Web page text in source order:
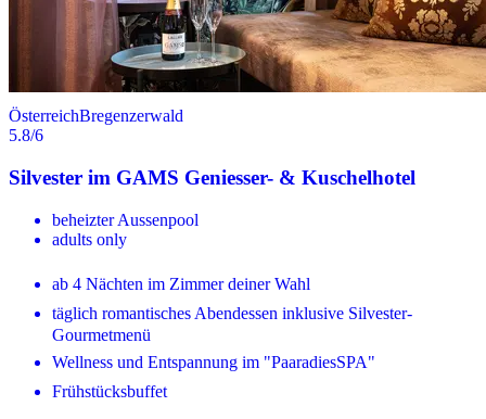
ÖsterreichBregenzerwald
5.8/6
Silvester im GAMS Geniesser- & Kuschelhotel
beheizter Aussenpool
adults only
ab 4 Nächten im Zimmer deiner Wahl
täglich romantisches Abendessen inklusive Silvester-
Gourmetmenü
Wellness und Entspannung im "PaaradiesSPA"
Frühstücksbuffet